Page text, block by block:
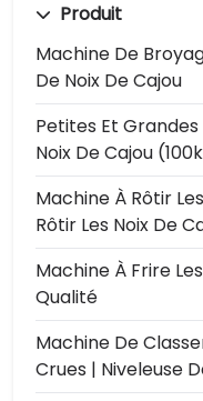
Produit
Machine De
De Noix De Cajou
Petites Et
Noix De Cajou
Machine À Rôtir
Rôtir Les Noix De
Machine À Frire
Qualité
Machine De
Crues | Niveleuse